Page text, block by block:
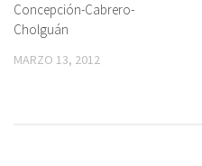
Concepción-Cabrero-
Cholguán
MARZO 13, 2012